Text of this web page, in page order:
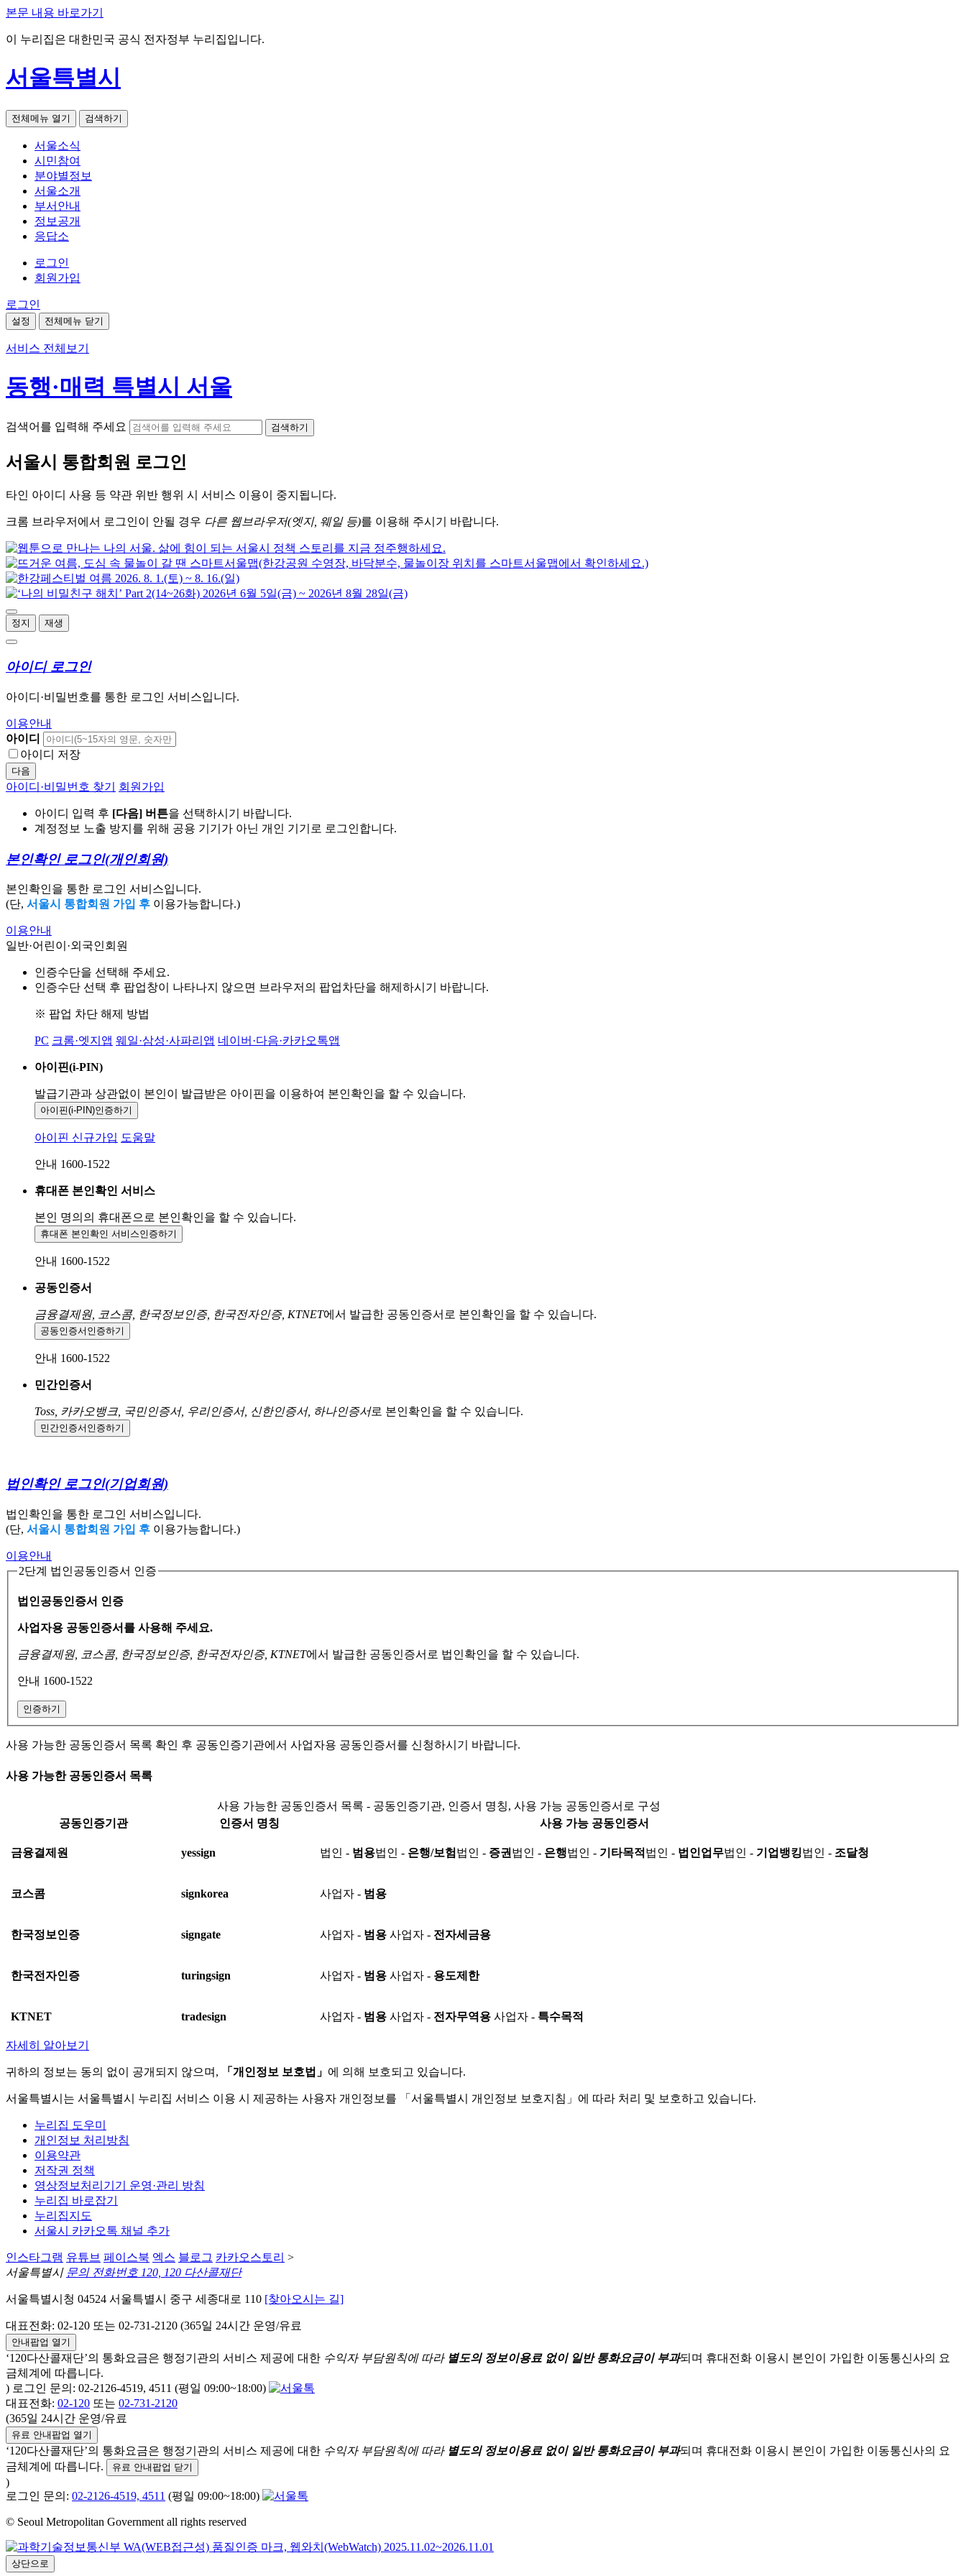
본문 내용 바로가기
이 누리집은 대한민국 공식 전자정부 누리집입니다.
서울특별시
전체메뉴 열기 검색하기
서울소식
시민참여
분야별정보
서울소개
부서안내
정보공개
응답소
로그인
회원가입
로그인
설정 전체메뉴 닫기
서비스 전체보기
동행·매력 특별시 서울
검색어를 입력해 주세요 검색하기
서울시 통합회원 로그인
타인 아이디 사용 등 약관 위반 행위 시 서비스 이용이 중지됩니다.
크롬 브라우저에서 로그인이 안될 경우 다른 웹브라우저(엣지, 웨일 등)를 이용해 주시기 바랍니다.
정지 재생
아이디 로그인
아이디·비밀번호를 통한 로그인 서비스입니다.
이용안내
아이디
아이디 저장
다음
아이디·비밀번호 찾기 회원가입
아이디 입력 후 [다음] 버튼을 선택하시기 바랍니다.
계정정보 노출 방지를 위해 공용 기기가 아닌 개인 기기로 로그인합니다.
본인확인 로그인(개인회원)
본인확인을 통한 로그인 서비스입니다.
(단, 서울시 통합회원 가입 후 이용가능합니다.)
이용안내
일반·어린이·외국인회원
인증수단을 선택해 주세요.
인증수단 선택 후 팝업창이 나타나지 않으면 브라우저의 팝업차단을 해제하시기 바랍니다.
※ 팝업 차단 해제 방법
PC 크롬·엣지앱 웨일·삼성·사파리앱 네이버·다음·카카오톡앱
아이핀(i-PIN)
발급기관과 상관없이 본인이 발급받은 아이핀을 이용하여 본인확인을 할 수 있습니다.
아이핀(i-PIN)인증하기
아이핀 신규가입 도움말
안내 1600-1522
휴대폰 본인확인 서비스
본인 명의의 휴대폰으로 본인확인을 할 수 있습니다.
휴대폰 본인확인 서비스인증하기
안내 1600-1522
공동인증서
금융결제원, 코스콤, 한국정보인증, 한국전자인증, KTNET에서 발급한 공동인증서로 본인확인을 할 수 있습니다.
공동인증서 인증하기
안내 1600-1522
민간인증서
Toss, 카카오뱅크, 국민인증서, 우리인증서, 신한인증서, 하나인증서로 본인확인을 할 수 있습니다.
민간인증서 인증하기
법인확인 로그인(기업회원)
법인확인을 통한 로그인 서비스입니다.
(단, 서울시 통합회원 가입 후 이용가능합니다.)
이용안내
2단계 법인공동인증서 인증
법인공동인증서 인증
사업자용 공동인증서를 사용해 주세요.
금융결제원, 코스콤, 한국정보인증, 한국전자인증, KTNET에서 발급한 공동인증서로 법인확인을 할 수 있습니다.
안내 1600-1522
인증하기
사용 가능한 공동인증서 목록 확인 후 공동인증기관에서 사업자용 공동인증서를 신청하시기 바랍니다.
사용 가능한 공동인증서 목록
사용 가능한 공동인증서 목록 - 공동인증기관, 인증서 명칭, 사용 가능 공동인증서로 구성
공동인증기관
인증서 명칭 사용 가능 공동인증서
금융결제원 yessign 법인 - 범용법인 - 은행/보험 법인 - 증권 법인 - 은행법인 - 기타목적 법인 - 법인업무법인 - 기업뱅킹법인 - 조달청
코스콤 signkorea 사업자 - 범용
한국정보인증 signgate 사업자 - 범용 사업자 - 전자세금용
한국전자인증 turingsign 사업자 - 범용 사업자 - 용도제한
KTNET tradesign 사업자 - 범용 사업자 - 전자무역용 사업자 - 특수목적
자세히 알아보기
귀하의 정보는 동의 없이 공개되지 않으며, 「개인정보 보호법」 에 의해 보호되고 있습니다.
서울특별시는 서울특별시 누리집 서비스 이용 시 제공하는 사용자 개인정보를 「서울특별시 개인정보 보호지침」에 따라 처리 및 보호하고 있습니다.
누리집 도우미
개인정보 처리방침
이용약관
저작권 정책
영상정보처리기기 운영·관리 방침
누리집 바로잡기
누리집지도
서울시 카카오톡 채널 추가
인스타그램 유튜브 페이스북 엑스 블로그 카카오스토리 >
서울특별시 문의 전화번호 120, 120 다산콜재단
서울특별시청 04524 서울특별시 중구 세종대로 110 [찾아오시는 길]
대표전화: 02-120 또는 02-731-2120 (365일 24시간 운영/유료
안내팝업 열기
‘120다산콜재단’의 통화요금은 행정기관의 서비스 제공에 대한 수익자 부담원칙에 따라 별도의 정보이용료 없이 일반 통화요금이 부과되며 휴대전화 이용시 본인이 가입한 이동통신사의 요
금체계에 따릅니다.
) 로그인 문의: 02-2126-4519, 4511 (평일 09:00~18:00)
대표전화: 02-120 또는 02-731-2120
(365일 24시간 운영/유료
유료 안내팝업 열기
‘120다산콜재단’의 통화요금은 행정기관의 서비스 제공에 대한 수익자 부담원칙에 따라 별도의 정보이용료 없이 일반 통화요금이 부과되며 휴대전화 이용시 본인이 가입한 이동통신사의 요
금체계에 따릅니다.
유료 안내팝업 닫기
)
로그인 문의: 02-2126-4519, 4511 (평일 09:00~18:00)
© Seoul Metropolitan Government all rights reserved
상단으로